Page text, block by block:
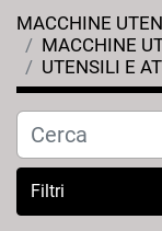
MACCHINE
MACCHINE
UTENSILI E
Filtri